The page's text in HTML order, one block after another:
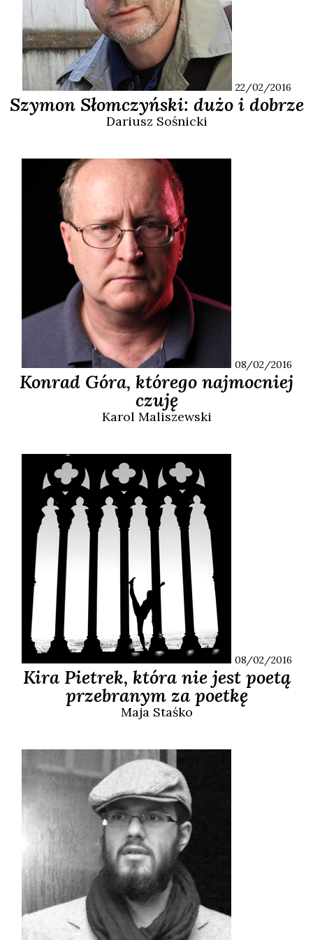
22/02/2016
Szymon Słomczyński: dużo i dobrze
Dariusz Sośnicki
08/02/2016
Konrad Góra, którego najmocniej
czuję
Karol Maliszewski
08/02/2016
Kira Pietrek, która nie jest poetą
przebranym za poetkę
Maja Staśko